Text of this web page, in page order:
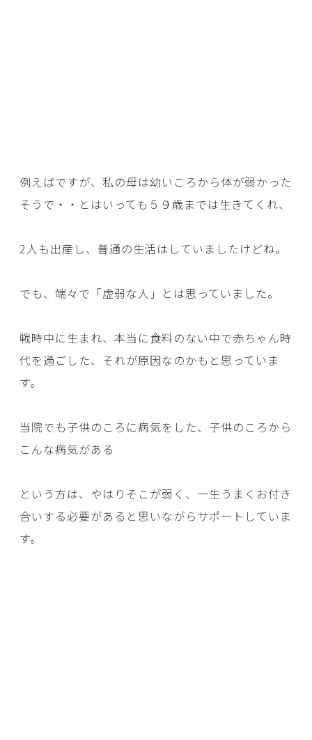
例えばですが、私の母は幼いころから体が弱かった
そうで・・とはいっても５９歳までは生きてくれ、
2人も出産し、普通の生活はしていましたけどね。
でも、端々で「虚弱な人」とは思っていました。
戦時中に生まれ、本当に食料のない中で赤ちゃん時
代を過ごした、それが原因なのかもと思っていま
す。
当院でも子供のころに病気をした、子供のころから
こんな病気がある
という方は、やはりそこが弱く、一生うまくお付き
合いする必要があると思いながらサポートしていま
す。